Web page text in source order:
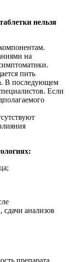
нельзя
на
пить
В последующем
Если
сдачи анализов
препарата